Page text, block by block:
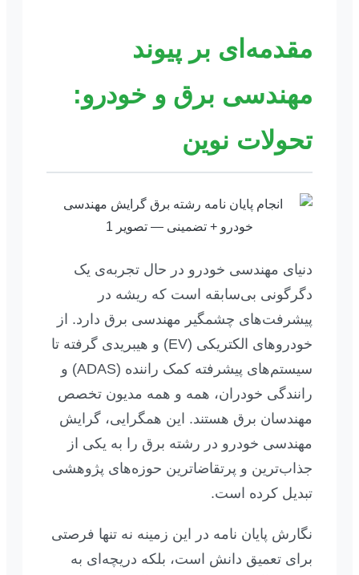
مقدمه‌ای بر پیوند
مهندسی برق و خودرو:
تحولات نوین
دنیای مهندسی خودرو در حال تجربه‌ی یک
دگرگونی بی‌سابقه است که ریشه در
پیشرفت‌های چشمگیر مهندسی برق دارد. از
خودروهای الکتریکی (EV) و هیبریدی گرفته تا
سیستم‌های پیشرفته کمک راننده (ADAS) و
رانندگی خودران، همه و همه مدیون تخصص
مهندسان برق هستند. این همگرایی، گرایش
مهندسی خودرو در رشته برق را به یکی از
جذاب‌ترین و پرتقاضاترین حوزه‌های پژوهشی
تبدیل کرده است.
نگارش پایان نامه در این زمینه نه تنها فرصتی
برای تعمیق دانش است، بلکه دریچه‌ای به